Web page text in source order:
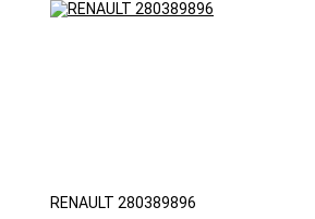
RENAULT 280389896